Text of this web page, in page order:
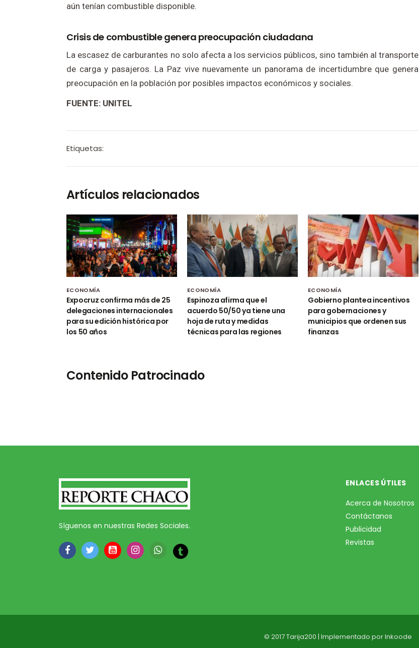
aún tenían combustible disponible.
Crisis de combustible genera preocupación ciudadana
La escasez de carburantes no solo afecta a los servicios públicos, sino también al transporte
de carga y pasajeros. La Paz vive nuevamente un panorama de incertidumbre que genera
preocupación en la población por posibles impactos económicos y sociales.
FUENTE: UNITEL
Etiquetas:
Artículos relacionados
ECONOMÍA
Expocruz confirma más de 25
delegaciones internacionales
para su edición histórica por
los 50 años
ECONOMÍA
Espinoza afirma que el
acuerdo 50/50 ya tiene una
hoja de ruta y medidas
técnicas para las regiones
ECONOMÍA
Gobierno plantea incentivos
para gobernaciones y
municipios que ordenen sus
finanzas
Contenido Patrocinado
Síguenos en nuestras Redes Sociales.
ENLACES ÚTILES
Acerca de Nosotros
Contáctanos
Publicidad
Revistas
© 2017 Tarija200 | Implementado porInkoode